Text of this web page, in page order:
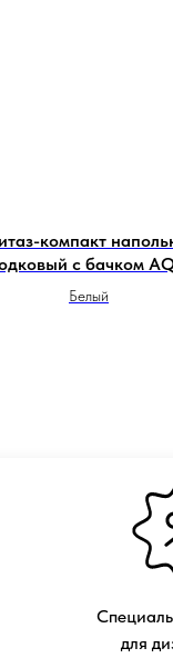
компакт
с бачком
Либра AQ1263-00
Белый
для